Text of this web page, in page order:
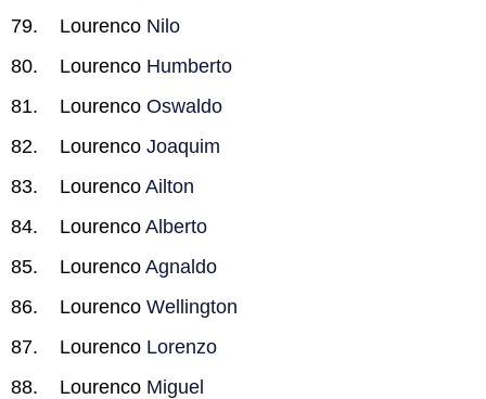
Lourenco Nilo
Lourenco Humberto
Lourenco Oswaldo
Lourenco Joaquim
Lourenco Ailton
Lourenco Alberto
Lourenco Agnaldo
Lourenco Wellington
Lourenco Lorenzo
Lourenco Miguel